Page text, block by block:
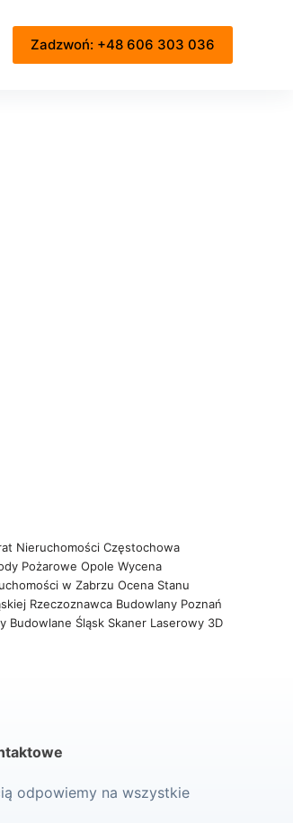
Zadzwoń: +48 606 303 036
Nieruchomości Częstochowa
Pożarowe OpoleWycena
w ZabrzuOcena Stanu
Rzeczoznawca Budowlany Poznań
Budowlane Śląsk Skaner Laserowy 3D
odpowiemy na wszystkie